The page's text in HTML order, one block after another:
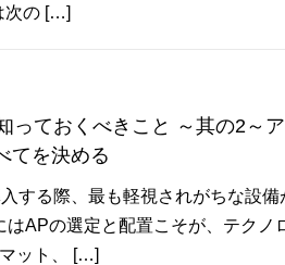
次の […]
っておくべきこと ～其の2～
てを決める
する際、最も軽視されがちな設
はAPの選定と配置こそが、テクノ
ット、 […]